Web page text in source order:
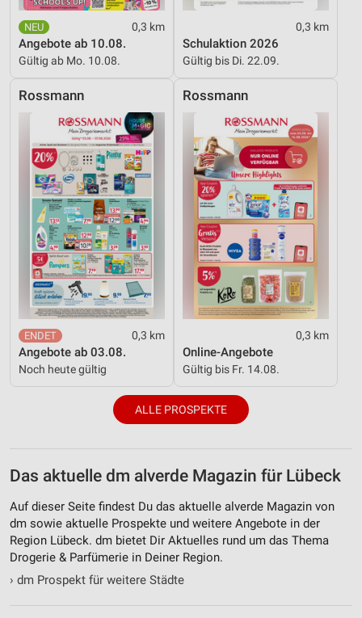
0,3 km
Angebote ab 10.08.
Gültig ab Mo. 10.08.
0,3 km
Schulaktion 2026
Gültig bis Di. 22.09.
Rossmann
0,3 km
Angebote ab 03.08.
Noch heute gültig
Rossmann
0,3 km
Online-Angebote
Gültig bis Fr. 14.08.
ALLE PROSPEKTE
Das aktuelle dm alverde Magazin für Lübeck
Auf dieser Seite findest Du das aktuelle alverde Magazin von
dm sowie aktuelle Prospekte und weitere Angebote in der
Region Lübeck. dm bietet Dir Aktuelles rund um das Thema
Drogerie & Parfümerie in Deiner Region.
› dm Prospekt für weitere Städte
personalisierter Inhalte
Messung der Werbeleistung
Analyse von Zielgruppen durch Statistiken oder
Kombinationen von Daten aus verschiedenen
Entwicklung und Verbesserung der Angebote
Verwendung reduzierter Daten zur Auswahl von
Inhalten
IAB-Besonderheiten:
Verwendung genauer Standortdaten
Geräte anhand von aktiv angeforderten
Informationen identifizieren
Nicht-IAB-Verarbeitungszwecke:
Notwendig
Werbung